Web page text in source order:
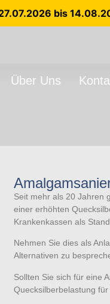
bis
Über Uns
Seit mehr als 20 Jahren
einer erhöhten
Krankenkassen als
Nehmen Sie dies als
Alternativen zu
Sollten Sie sich für eine
Quecksilberbelastung